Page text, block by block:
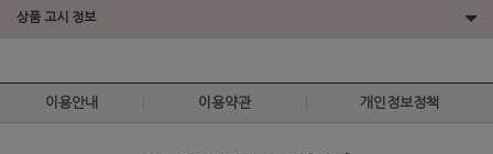
상품 고시 정보
이용안내 이용약관 개인정보정책